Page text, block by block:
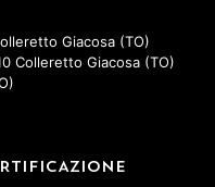
Giacosa (TO)
Colleretto Giacosa (TO)